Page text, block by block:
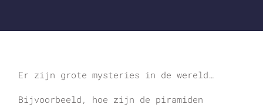
Er zijn grote mysteries in de wereld…
Bijvoorbeeld, hoe zijn de piramiden